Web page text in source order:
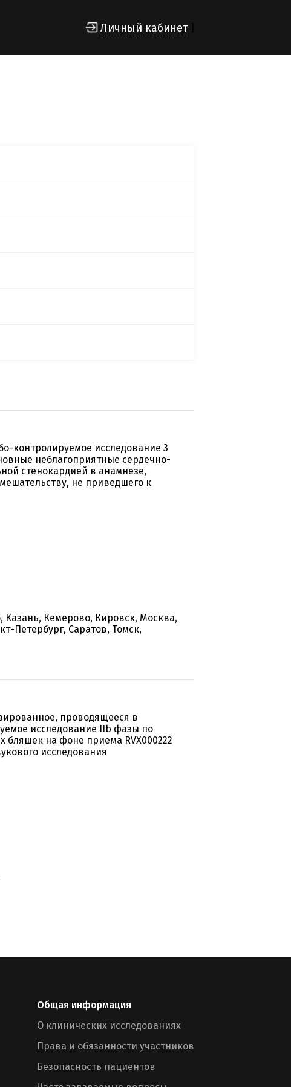
Личный кабинет
контролируемое исследование 3
неблагоприятные сердечно-
стенокардией в анамнезе,
не приведшего к
Казань, Кемерово, Кировск, Москва,
Петербург, Саратов, Томск,
проводящееся в
исследование IIb фазы по
бляшек на фоне приема RVX000222
исследования
Общая информация
О клинических исследованиях
Права и обязанности участников
Безопасность пациентов